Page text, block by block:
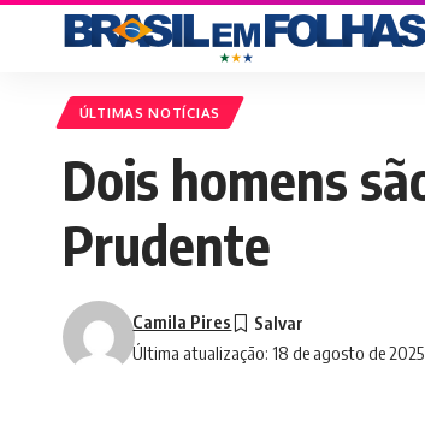
ÚLTIMAS NOTÍCIAS
Dois homens
Prudente
Última atualização: 18 de agosto de 2025
Camila Pires